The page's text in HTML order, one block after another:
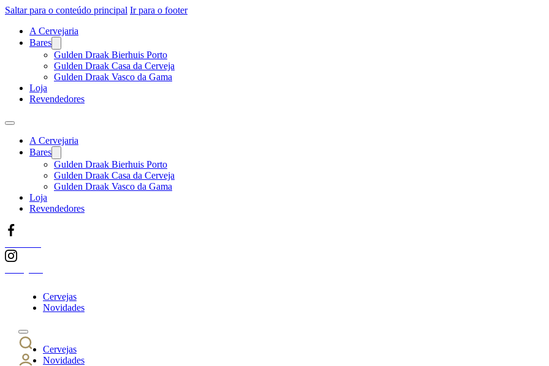
Saltar para o conteúdo principal Ir para o footer
A Cervejaria
Bares
Gulden Draak Bierhuis Porto
Gulden Draak Casa da Cerveja
Gulden Draak Vasco da Gama
Loja
Revendedores
A Cervejaria
Bares
Gulden Draak Bierhuis Porto
Gulden Draak Casa da Cerveja
Gulden Draak Vasco da Gama
Loja
Revendedores
Cervejas
Novidades
Cervejas
Novidades